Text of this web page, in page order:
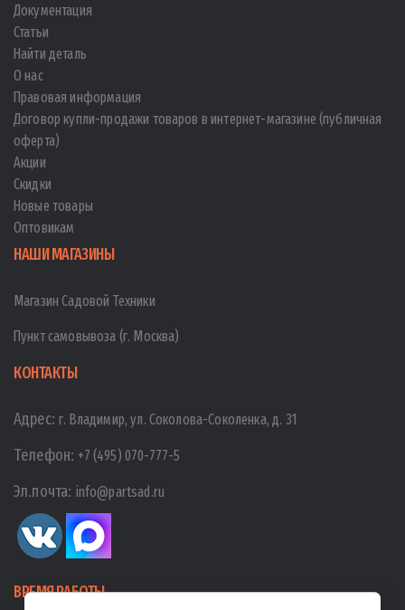
Документация
Статьи
Найти деталь
О нас
Правовая информация
Договор купли-продажи товаров в интернет-магазине (публичная
оферта)
Акции
Скидки
Новые товары
Оптовикам
НАШИ МАГАЗИНЫ
Магазин Садовой Техники
Пункт самовывоза (г. Москва)
КОНТАКТЫ
Адрес:г. Владимир, ул. Соколова-Соколенка, д. 31
Телефон: +7 (495) 070-777-5
Эл.почта: info@partsad.ru
ВРЕМЯ РАБОТЫ